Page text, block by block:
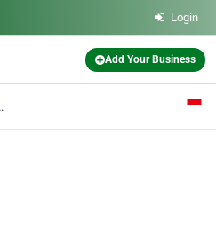
Login
Add Your Business